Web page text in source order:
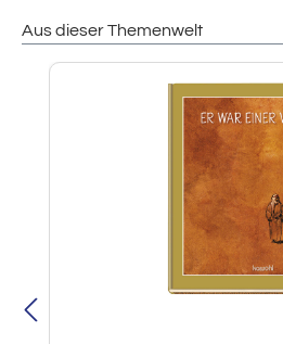
Aus dieser Themenwelt
Produktgalerie überspringen